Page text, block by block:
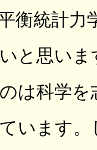
衡統計力
と思い
は科学
います